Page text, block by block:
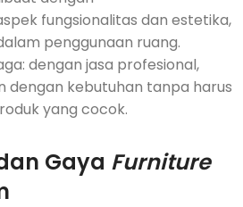
fungsionalitas dan estetika,
penggunaan ruang.
dengan jasa profesional,
dengan kebutuhan tanpa harus
yang cocok.
Gaya Furniture